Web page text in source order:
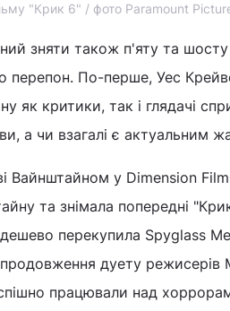
"Крик 6" / фото Paramount
зняти також п'яту та
перепон. По-перше, Уес
як критики, так і глядачі
а чи взагалі є актуальним
Вайнштайном у Dimension
та знімала попередні
перекупила Spyglass
дуету режисерів
працювали над